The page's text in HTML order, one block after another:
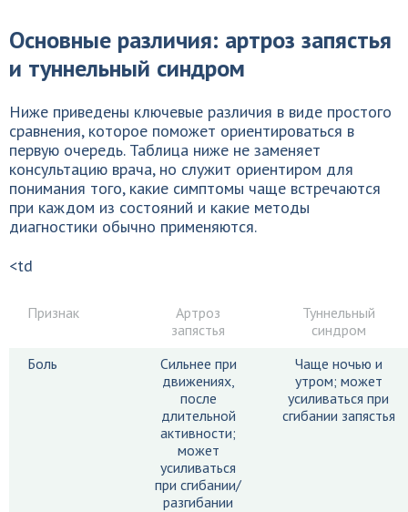
Основные различия: артроз запястья
и туннельный синдром
Ниже приведены ключевые различия в виде простого
сравнения, которое поможет ориентироваться в
первую очередь. Таблица ниже не заменяет
консультацию врача, но служит ориентиром для
понимания того, какие симптомы чаще встречаются
при каждом из состояний и какие методы
диагностики обычно применяются.
<td
Признак
Артроз
запястья
Туннельный
синдром
Боль
Сильнее при
движениях,
после
длительной
активности;
может
усиливаться
при сгибании/
разгибании
Чаще ночью и
утром; может
усиливаться при
сгибании запястья